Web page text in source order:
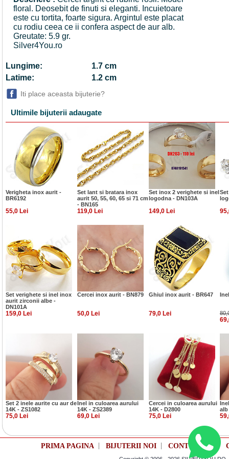
floral. Deosebit de finuti si eleganti. Incuietoare
este cu tortita, foarte sigura. Argintul este placat
cu rodiu ceea ce ii confera aspect de aur alb.
Greutate: 5.9 gr.
Silver4You.ro
Lungime:
1.7 cm
Latime:
1.2 cm
Iti place aceasta bijuterie?
Ultimile bijuterii adaugate
Verigheta inox aurit -
BR6192
Set lant si bratara inox
aurit 50, 55, 60, 65 si 71 cm
- BN165
Set inox 2 verighete si inel
logodna - DN103A
55,0 Lei 119,0 Lei 149,0 Lei
Set verighete si inel inox
aurit zirconii albe -
DN101A
Cercei inox aurit - BN879 Ghiul inox aurit - BR647
159,0 Lei 50,0 Lei 79,0 Lei
Set 2 inele aurite cu aur de
14K - ZS1082
Inel in culoarea aurului
14K - ZS2389
Cercei in culoarea aurului
14K - D2800
alb
75,0 Lei 69,0 Lei 75,0 Lei
PRIMA PAGINA BIJUTERII NOI CONTUL TAU |